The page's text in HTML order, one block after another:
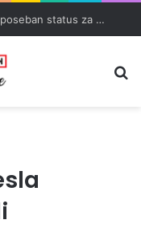
Zvizdić, Magazinović i Kojović traže poseban status za Memorijalni centar Srebrenica